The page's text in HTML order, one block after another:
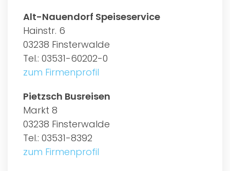
Alt-Nauendorf Speiseservice
Hainstr. 6
03238 Finsterwalde
Tel.: 03531-60202-0
zum Firmenprofil
Pietzsch Busreisen
Markt 8
03238 Finsterwalde
Tel.: 03531-8392
zum Firmenprofil